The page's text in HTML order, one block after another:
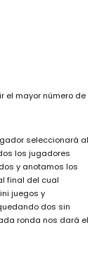
el mayor número de
seleccionará al
los jugadores
y anotamos los
final del cual
juegos y
dos sin
ronda nos dará el